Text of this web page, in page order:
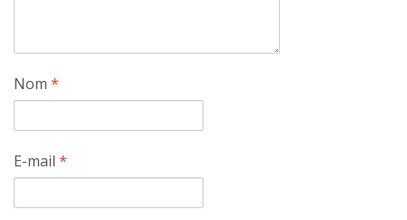
Nom *
E-mail *